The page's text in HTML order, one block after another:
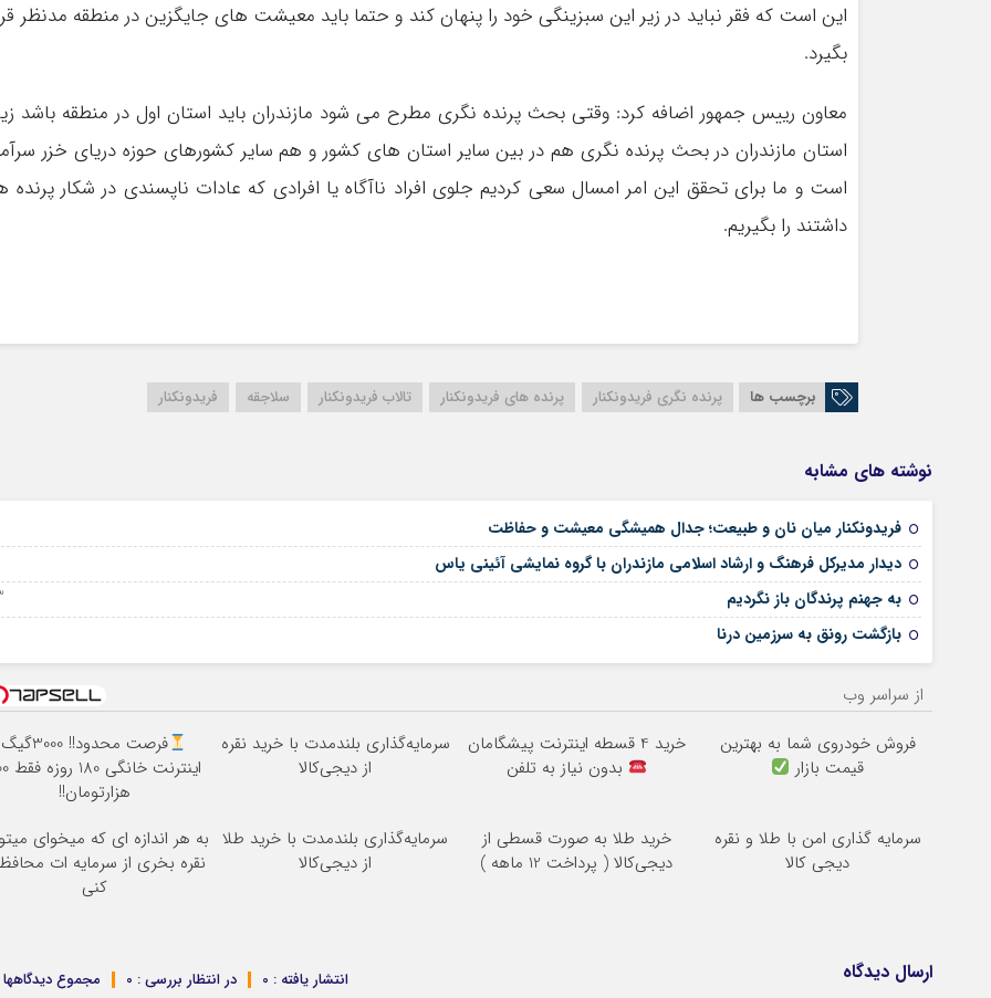
این است که فقر نباید در زیر این سبزینگی خود را پنهان کند و حتما باید معیشت های جایگزین در منطقه مدنظر
بگیرد.
معاون رییس جمهور اضافه کرد: وقتی بحث پرنده نگری مطرح می شود مازندران باید استان اول در منطقه باشد
استان مازندران در بحث پرنده نگری هم در بین سایر استان های کشور و هم سایر کشورهای حوزه دریای خزر
است و ما برای تحقق این امر امسال سعی کردیم جلوی افراد ناآگاه یا افرادی که عادات ناپسندی در شکار پرنده
داشتند را بگیریم.
برچسب ها پرنده نگری فریدونکنار پرنده های فریدونکنار تالاب فریدونکنار سلاجقه فریدونکنار
نوشته های مشابه
فریدونکنار میان نان و طبیعت؛ جدال همیشگی معیشت و حفاظت
دیدار مدیرکل فرهنگ و ارشاد اسلامی مازندران با گروه نمایشی آئینی یاس
به جهنم پرندگان باز نگردیم 23
بازگشت رونق به سرزمین درنا
از سراسر وب
فروش خودروی شما به بهترین
قیمت بازار
خرید 4 قسطه اینترنت پیشگامان
بدون نیاز به تلفن
سرمایه‌گذاری بلندمدت با خرید نقره
از دیجی‌کالا
فرصت محدود!! 3000گیگ
هزارتومان!!
سرمایه گذاری امن با طلا و نقره
دیجی کالا
خرید طلا به صورت قسطی از
دیجی‌کالا ( پرداخت 12 ماهه )
سرمایه‌گذاری بلندمدت با خرید طلا
از دیجی‌کالا
به هر اندازه ای که میخوای
نقره بخری از سرمایه ات
کنی
ارسال دیدگاه مجموع دیدگاهها : در انتظار بررسی : 0 انتشار یافته : 0